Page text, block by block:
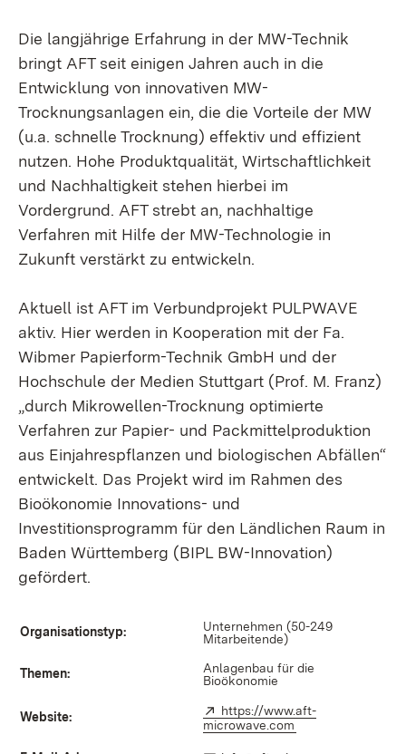
Die langjährige Erfahrung in der MW-Technik
bringt AFT seit einigen Jahren auch in die
Entwicklung von innovativen MW-
Trocknungsanlagen ein, die die Vorteile der MW
(u.a. schnelle Trocknung) effektiv und effizient
nutzen. Hohe Produktqualität, Wirtschaftlichkeit
und Nachhaltigkeit stehen hierbei im
Vordergrund. AFT strebt an, nachhaltige
Verfahren mit Hilfe der MW-Technologie in
Zukunft verstärkt zu entwickeln.
Aktuell ist AFT im Verbundprojekt PULPWAVE
aktiv. Hier werden in Kooperation mit der Fa.
Wibmer Papierform-Technik GmbH und der
Hochschule der Medien Stuttgart (Prof. M. Franz)
„durch Mikrowellen-Trocknung optimierte
Verfahren zur Papier- und Packmittelproduktion
aus Einjahrespflanzen und biologischen Abfällen“
entwickelt. Das Projekt wird im Rahmen des
Bioökonomie Innovations- und
Investitionsprogramm für den Ländlichen Raum in
Baden Württemberg (BIPL BW-Innovation)
gefördert.
Organisationstyp:
Unternehmen (50-249
Mitarbeitende)
Themen:
Anlagenbau für die
Bioökonomie
Website: Extern:
https://www.aft-
microwave.com